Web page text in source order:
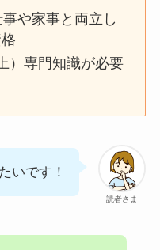
や家事と両立し
）専門知識が必要
読者さま
いです！